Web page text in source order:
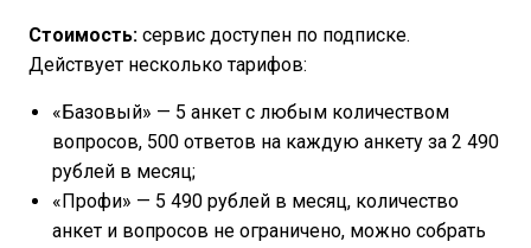
Стоимость: сервис доступен по подписке.
Действует несколько тарифов:
«Базовый» — 5 анкет с любым количеством
вопросов, 500 ответов на каждую анкету за 2 490
рублей в месяц;
«Профи» — 5 490 рублей в месяц, количество
анкет и вопросов не ограничено, можно собрать